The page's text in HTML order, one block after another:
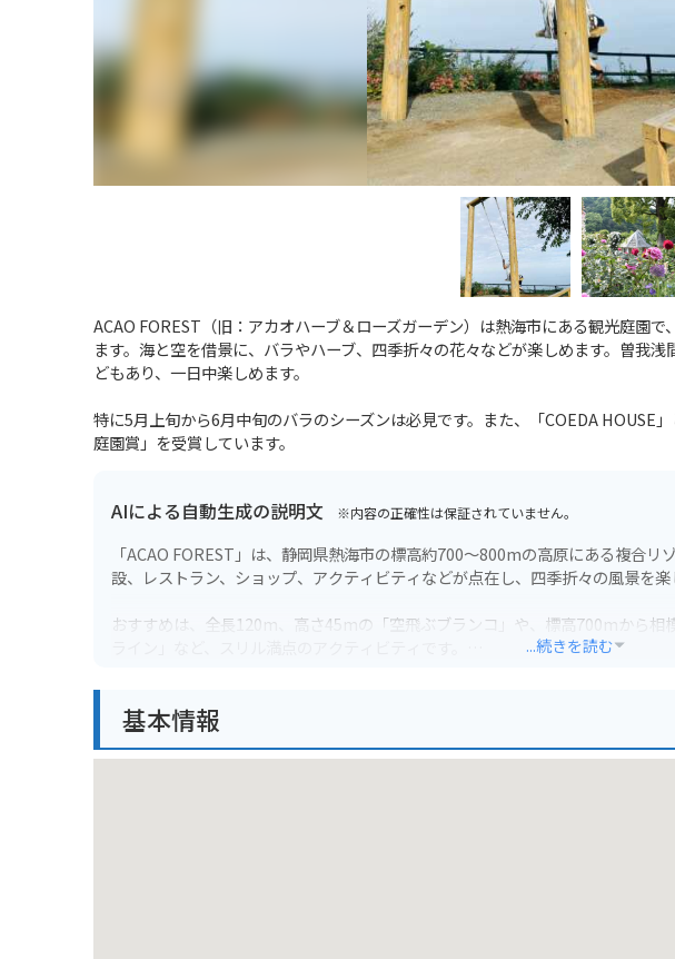
ACAO FOREST（旧：アカオハーブ＆ローズガーデン）は熱海市にある観光庭園
ます。海と空を借景に、バラやハーブ、四季折々の花々などが楽しめます。曽我
どもあり、一日中楽しめます。
特に5月上旬から6月中旬のバラのシーズンは必見です。また、「COEDA HOUSE
庭園賞」を受賞しています。
AIによる自動生成の説明文 ※内容の正確性は保証されていません。
「ACAO FOREST」は、静岡県熱海市の標高約700～800mの高原にある複合
設、レストラン、ショップ、アクティビティなどが点在し、四季折々の風景を楽
おすすめは、全長120m、高さ45mの「空飛ぶブランコ」や、標高700mから相
原の爽やかな風を感じながら、ツーリングを楽しんでみてはいかがでしょうか。
...続きを読む
基本情報